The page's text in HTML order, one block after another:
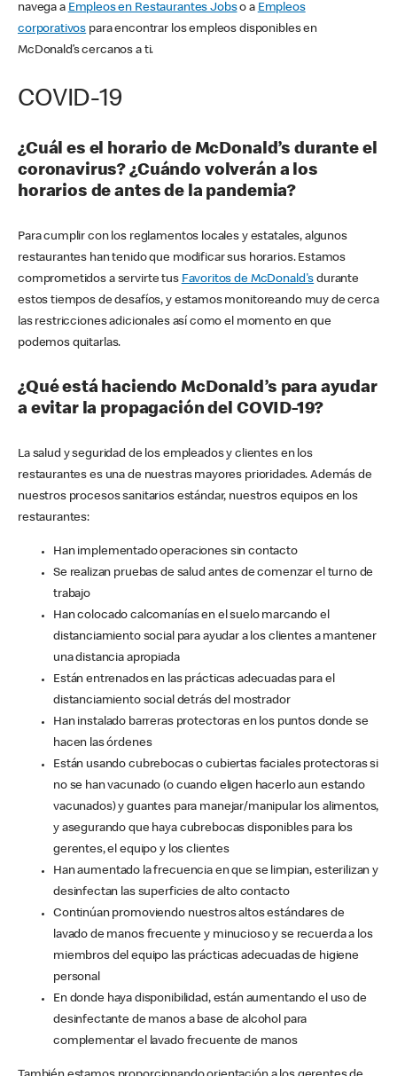
navega a Empleos en Restaurantes Jobso a Empleos
corporativos para encontrar los empleos disponibles en
McDonald’s cercanos a ti.
COVID-19
¿Cuál es el horario de McDonald’s durante el
coronavirus? ¿Cuándo volverán a los
horarios de antes de la pandemia?
Para cumplir con los reglamentos locales y estatales, algunos
restaurantes han tenido que modificar sus horarios. Estamos
comprometidos a servirte tus Favoritos de McDonald's durante
estos tiempos de desafíos, y estamos monitoreando muy de cerca
las restricciones adicionales así como el momento en que
podemos quitarlas.
¿Qué está haciendo McDonald’s para ayudar
a evitar la propagación del COVID-19?
La salud y seguridad de los empleados y clientes en los
restaurantes es una de nuestras mayores prioridades. Además de
nuestros procesos sanitarios estándar, nuestros equipos en los
restaurantes:
Han implementado operaciones sin contacto
Se realizan pruebas de salud antes de comenzar el turno de
trabajo
Han colocado calcomanías en el suelo marcando el
distanciamiento social para ayudar a los clientes a mantener
una distancia apropiada
Están entrenados en las prácticas adecuadas para el
distanciamiento social detrás del mostrador
Han instalado barreras protectoras en los puntos donde se
hacen las órdenes
Están usando cubrebocas o cubiertas faciales protectoras si
no se han vacunado (o cuando eligen hacerlo aun estando
vacunados) y guantes para manejar/manipular los alimentos,
y asegurando que haya cubrebocas disponibles para los
gerentes, el equipo y los clientes
Han aumentado la frecuencia en que se limpian, esterilizan y
desinfectan las superficies de alto contacto
Continúan promoviendo nuestros altos estándares de
lavado de manos frecuente y minucioso y se recuerda a los
miembros del equipo las prácticas adecuadas de higiene
personal
En donde haya disponibilidad, están aumentando el uso de
desinfectante de manos a base de alcohol para
complementar el lavado frecuente de manos